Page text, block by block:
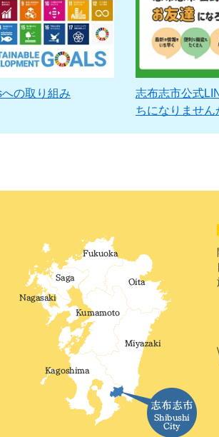
の取り組み
志布志市公式
ちになりません